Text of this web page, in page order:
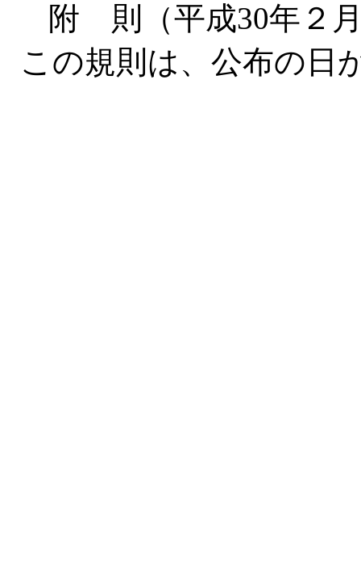
附 則（平成30年２
この規則は、公布の日